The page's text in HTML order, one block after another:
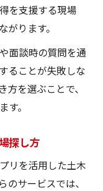
を支援する現場
ります。
面談時の質問を通
ることが失敗しな
を選ぶことで、
。
探し方
リを活用した土木
サービスでは、